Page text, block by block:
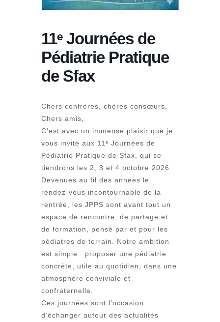
11ᵉ Journées de
Pédiatrie Pratique
de Sfax
Chers confrères, chères consœurs,
Chers amis,
C’est avec un immense plaisir que je
vous invite aux 11ᵉ Journées de
Pédiatrie Pratique de Sfax, qui se
tiendrons les 2, 3 et 4 octobre 2026.
Devenues au fil des années le
rendez-vous incontournable de la
rentrée, les JPPS sont avant tout un
espace de rencontre, de partage et
de formation, pensé par et pour les
pédiatres de terrain. Notre ambition
est simple : proposer une pédiatrie
concrète, utile au quotidien, dans une
atmosphère conviviale et
confraternelle.
Ces journées sont l’occasion
d’échanger autour des actualités